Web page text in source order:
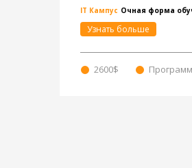
IT Кампус Очная форма
Узнать больше
2600$